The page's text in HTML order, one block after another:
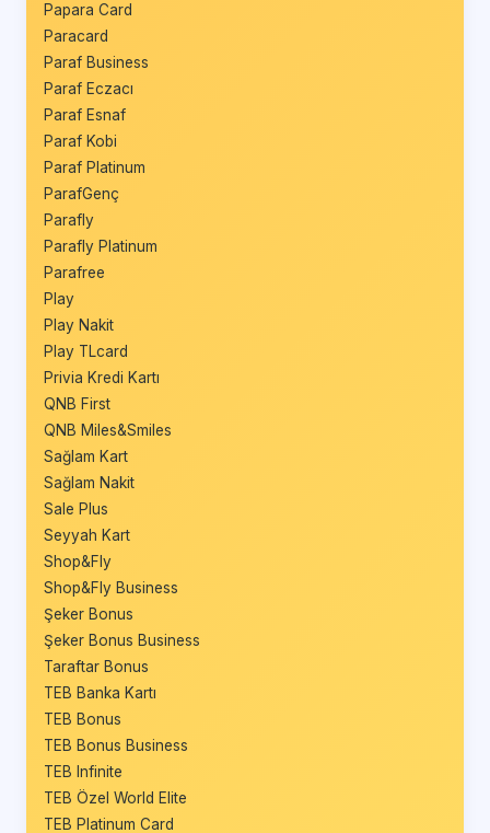
Papara Card
Paracard
Paraf Business
Paraf Eczacı
Paraf Esnaf
Paraf Kobi
Paraf Platinum
ParafGenç
Parafly
Parafly Platinum
Parafree
Play
Play Nakit
Play TLcard
Privia Kredi Kartı
QNB First
QNB Miles&Smiles
Sağlam Kart
Sağlam Nakit
Sale Plus
Seyyah Kart
Shop&Fly
Shop&Fly Business
Şeker Bonus
Şeker Bonus Business
Taraftar Bonus
TEB Banka Kartı
TEB Bonus
TEB Bonus Business
TEB Infinite
TEB Özel World Elite
TEB Platinum Card